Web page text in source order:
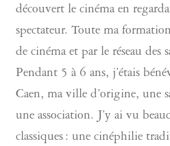
découvert le cinéma en
spectateur. Toute ma
de cinéma et par le réseau des
Pendant 5 à 6 ans, j’étais
Caen, ma ville d’origine, une
une association. J’y ai vu
classiques : une cinéphilie